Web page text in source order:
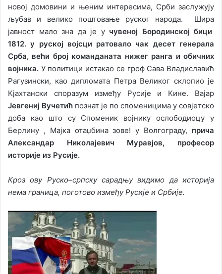
новој домовини и њеним интересима, Срби заслужују
љубав и велико поштовање руског народа. Шира
јавност мало зна да је у чувеној Бородинској бици
1812. у руској војсци ратовало чак десет генерала
Срба, већи број команданата нижег ранга и обичних
војника. У политици истакао се гроф Сава Владиславић
Рагузински, као дипломата Петра Великог склопио је
Кјахтански споразум између Русије и Кине. Вајар
Јевгениј Вучетић познат jе по споменицима у совјетско
доба као што су Споменик војнику ослободиоцу у
Берлину , Мајка отаџбина зове! у Волгограду, прича
Александар Николајевич Муравјов, професор
историје из Русије.
Кроз ову Руско–српску сарадњу видимо да историја
нема граница, поготово између Русије и Србије.